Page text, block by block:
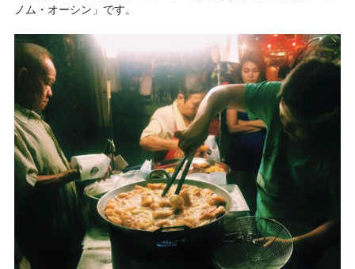
ノム・オーシン」です。